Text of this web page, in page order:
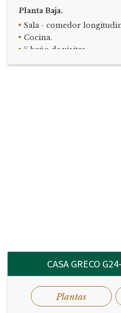
Planta Baja.
Sala - comedor
Cocina.
½ baño de visitas.
CASA GRECO
Plantas